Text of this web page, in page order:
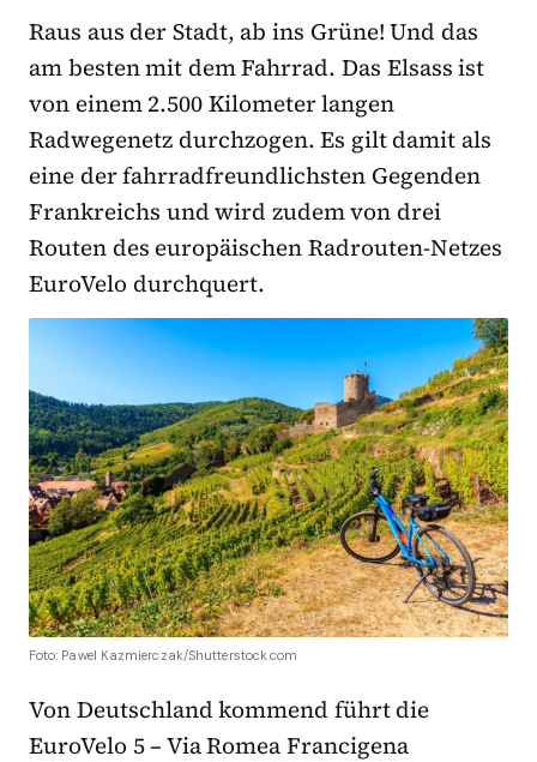
Raus aus der Stadt, ab ins Grüne! Und das
am besten mit dem Fahrrad. Das Elsass ist
von einem 2.500 Kilometer langen
Radwegenetz durchzogen. Es gilt damit als
eine der fahrradfreundlichsten Gegenden
Frankreichs und wird zudem von drei
Routen des europäischen Radrouten-Netzes
EuroVelo durchquert.
Foto: Pawel Kazmierczak/Shutterstock.com
Von Deutschland kommend führt die
EuroVelo 5 – Via Romea Francigena